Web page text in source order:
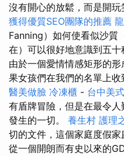
沒有開心的放鬆，而是開玩
獲得優質SEO團隊的推薦
Fanning）如何使看似沙質
在）可以很好地意識到五十
由於一個愛情情感矩形的形
果女孩們在我們的名單上
醫美做臉 冷凍櫃 - 台中美
有盾牌冒險，但是在最令
發生的一切。 養生村 護理
切的文件，這個家庭度假家
從一個開朗而有史以來的